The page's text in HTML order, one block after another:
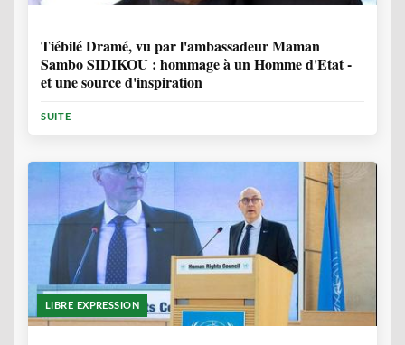
Tiébilé Dramé, vu par l'ambassadeur Maman
Sambo SIDIKOU : hommage à un Homme d'Etat -
et une source d'inspiration
SUITE
LIBRE EXPRESSION